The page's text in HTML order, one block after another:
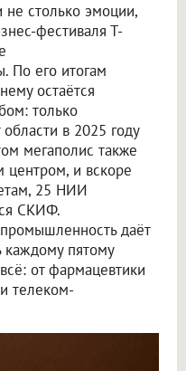
столько эмоции,
фестиваля Т-
По его итогам
остаётся
только
в 2025 году
мегаполис также
и вскоре
25 НИИ
СКИФ.
даёт
каждому пятому
от фармацевтики
телеком-